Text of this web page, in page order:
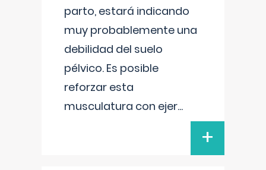
parto, estará indicando
muy probablemente una
debilidad del suelo
pélvico. Es posible
reforzar esta
musculatura con ejer...
+